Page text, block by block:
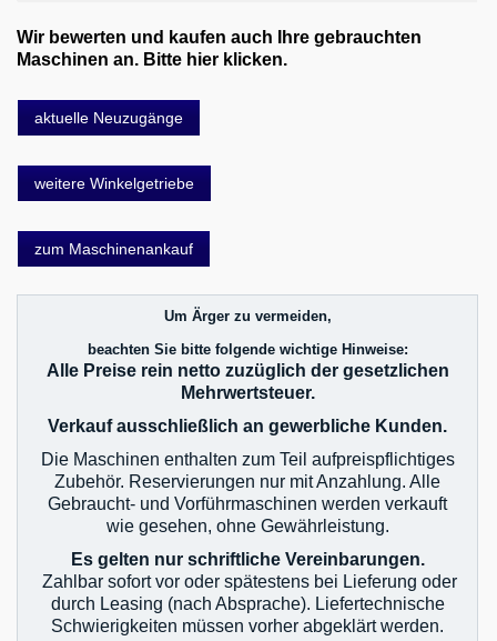
Wir bewerten und kaufen auch Ihre gebrauchten
Maschinen an. Bitte hier klicken.
aktuelle Neuzugänge
weitere Winkelgetriebe
zum Maschinenankauf
Um Ärger zu vermeiden,
beachten Sie bitte folgende wichtige Hinweise:
Alle Preise rein netto zuzüglich der gesetzlichen
Mehrwertsteuer.
Verkauf ausschließlich an gewerbliche Kunden.
Die Maschinen enthalten zum Teil aufpreispflichtiges
Zubehör. Reservierungen nur mit Anzahlung. Alle
Gebraucht- und Vorführmaschinen werden verkauft
wie gesehen, ohne Gewährleistung.
Es gelten nur schriftliche Vereinbarungen.
Zahlbar sofort vor oder spätestens bei Lieferung oder
durch Leasing (nach Absprache). Liefertechnische
Schwierigkeiten müssen vorher abgeklärt werden.